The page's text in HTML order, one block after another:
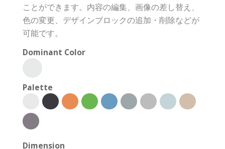
ことができます。内容の編集、画像の差し替え、
色の変更、デザインブロックの追加・削除などが
可能です。
Dominant Color
Palette
Dimension